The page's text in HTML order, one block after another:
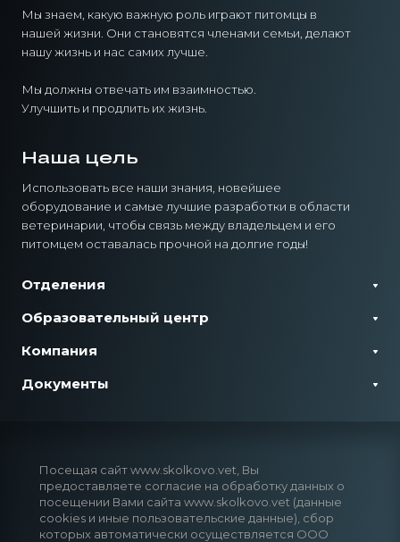
Мы знаем, какую важную роль играют питомцы в
нашей жизни. Они становятся членами семьи, делают
нашу жизнь и нас самих лучше.
Мы должны отвечать им взаимностью.
Улучшить и продлить их жизнь.
Наша цель
Использовать все наши знания, новейшее
оборудование и самые лучшие разработки в области
ветеринарии, чтобы связь между владельцем и его
питомцем оставалась прочной на долгие годы!
Отделения
Образовательный центр
Компания
Документы
Посещая сайт www.skolkovo.vet, Вы
предоставляете согласие на обработку данных о
посещении Вами сайта www.skolkovo.vet (данные
cookies и иные пользовательские данные), сбор
которых автоматически осуществляется ООО